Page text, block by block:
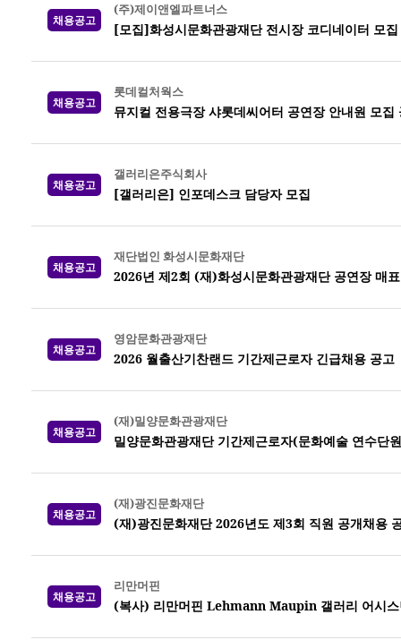
채용공고
(주)제이앤엘파트너스
[모집]화성시문화관광재단 전시장 코디네이터 모집
채용공고
롯데컬처웍스
뮤지컬 전용극장 샤롯데씨어터 공연장 안내원 모
채용공고
갤러리은주식회사
[갤러리은] 인포데스크 담당자 모집
채용공고
재단법인 화성시문화재단
2026년 제2회 (재)화성시문화관광재단 공연장 매
채용공고
영암문화관광재단
2026 월출산기찬랜드 기간제근로자 긴급채용 공고
채용공고
(재)밀양문화관광재단
밀양문화관광재단 기간제근로자(문화예술 연수단
채용공고
(재)광진문화재단
(재)광진문화재단 2026년도 제3회 직원 공개채용
채용공고
리만머핀
(복사) 리만머핀 Lehmann Maupin 갤러리 어시스